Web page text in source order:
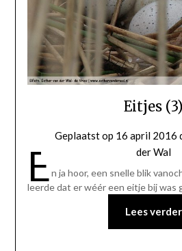
Eitjes (3)
Geplaatst op 16 april 2016
der Wal
En ja hoor, een snelle blik
leerde dat er wéér een eitje bij was
Lees verder